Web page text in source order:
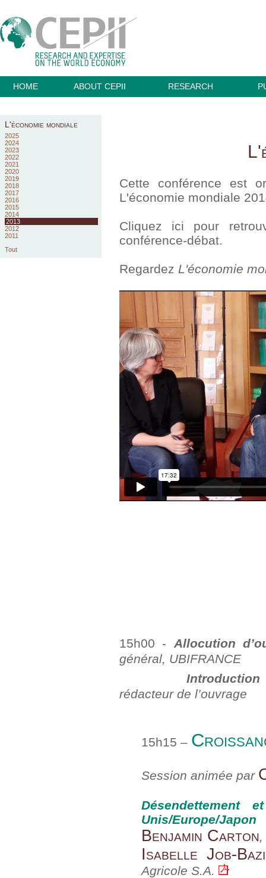
HOME ABOUT CEPII RESEARCH
L'économie mondiale
2025
2024
2023
2022
2021
2020
2019
2018
2017
2016
2015
2014
2013
2012
2011
Tout
Cette conférence est
L'économie mondiale
Cliquez ici pour
conférence-débat.
Regardez L'économie
15h00 - Allocution
général, UBIFRANCE
Introduction
rédacteur de l’ouvrage
15h15 –
Session animée par
Désendettement
Unis/Europe/Japon
Benjamin Carton,
Isabelle Job-
Agricole S.A.